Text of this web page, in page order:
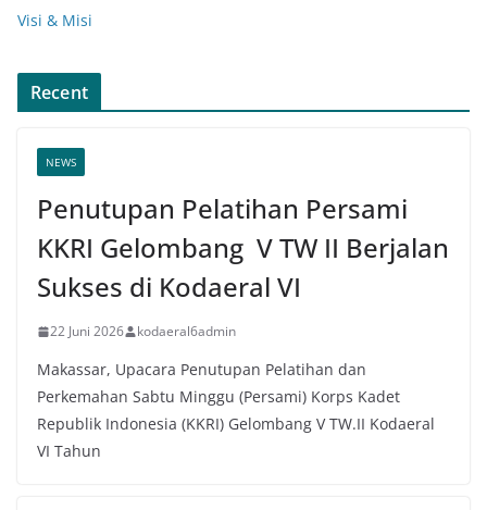
Visi & Misi
Recent
NEWS
Penutupan Pelatihan Persami
KKRI Gelombang V TW II Berjalan
Sukses di Kodaeral VI
22 Juni 2026 kodaeral6admin
Makassar, Upacara Penutupan Pelatihan dan
Perkemahan Sabtu Minggu (Persami) Korps Kadet
Republik Indonesia (KKRI) Gelombang V TW.II Kodaeral
VI Tahun